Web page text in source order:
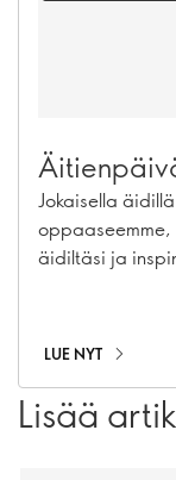
Jokaisella
äidiltäsi ja
LUE NYT
Lisää